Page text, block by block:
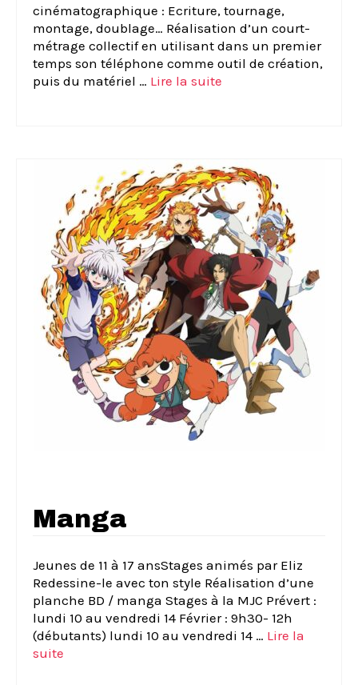
cinématographique : Ecriture, tournage,
montage, doublage… Réalisation d’un court-
métrage collectif en utilisant dans un premier
temps son téléphone comme outil de création,
puis du matériel … Lire la suite­­
Manga
Jeunes de 11 à 17 ansStages animés par Eliz
Redessine-le avec ton style Réalisation d’une
planche BD / manga Stages à la MJC Prévert :
lundi 10 au vendredi 14 Février : 9h30- 12h
(débutants) lundi 10 au vendredi 14 … Lire la
suite­­